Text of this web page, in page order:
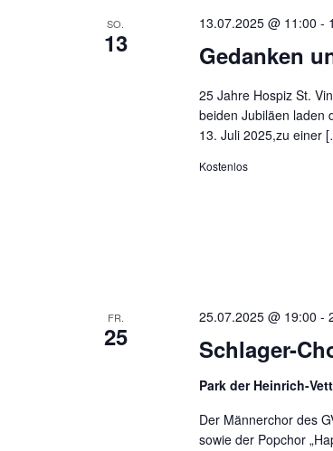
SO.
13 Gedanken
13.07.2025 @ 11:00 -
25 Jahre Hospiz St.
beiden Jubiläen laden
13. Juli 2025,zu einer
Kostenlos
FR.
25 Schlager-
25.07.2025 @ 19:00 -
Park der Heinrich-
Der Männerchor des
sowie der Popchor